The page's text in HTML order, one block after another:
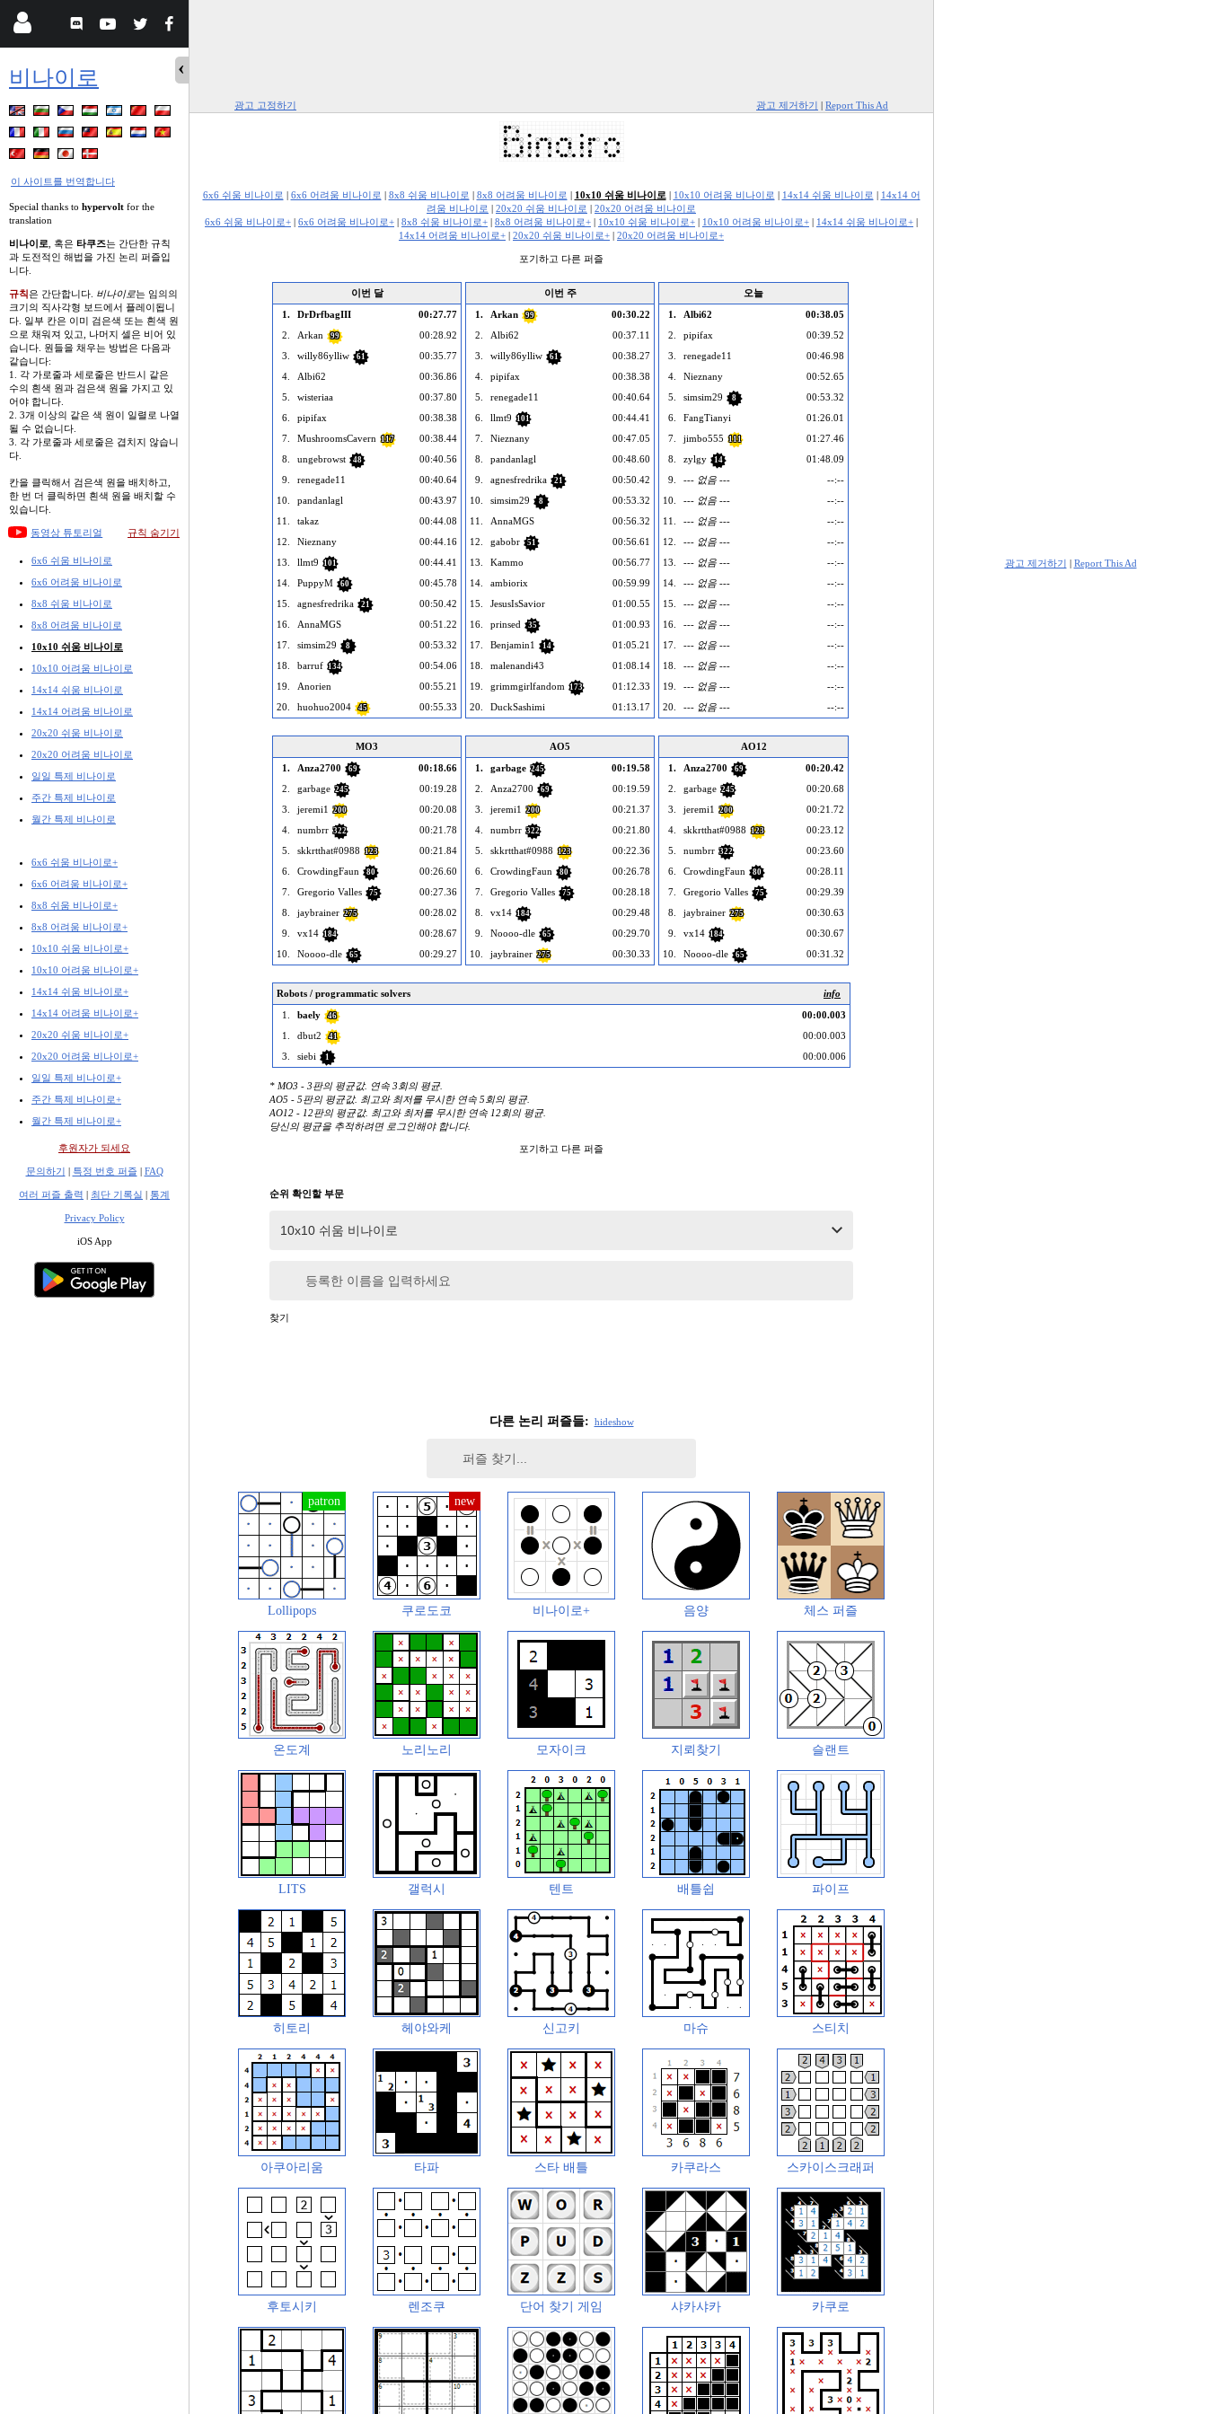
비나이로
이 사이트를 번역합니다
Special thanks to hypervolt for the
translation
비나이로 , 혹은 타쿠즈는 간단한 규칙
과 도전적인 해법을 가진 논리 퍼즐입
니다.
규칙은 간단합니다. 비나이로는 임의의
크기의 직사각형 보드에서 플레이됩니
다. 일부 칸은 이미 검은색 또는 흰색 원
으로 채워져 있고, 나머지 셀은 비어 있
습니다. 원들을 채우는 방법은 다음과
같습니다:
1. 각 가로줄과 세로줄은 반드시 같은
수의 흰색 원과 검은색 원을 가지고 있
어야 합니다.
2. 3개 이상의 같은 색 원이 일렬로 나열
될 수 없습니다.
3. 각 가로줄과 세로줄은 겹치지 않습니
다.
칸을 클릭해서 검은색 원을 배치하고,
한 번 더 클릭하면 흰색 원을 배치할 수
있습니다.
동영상 튜토리얼 규칙 숨기기
6x6 쉬움 비나이로
6x6 어려움 비나이로
8x8 쉬움 비나이로
8x8 어려움 비나이로
10x10 쉬움 비나이로
10x10 어려움 비나이로
14x14 쉬움 비나이로
14x14 어려움 비나이로
20x20 쉬움 비나이로
20x20 어려움 비나이로
일일 특제 비나이로
주간 특제 비나이로
월간 특제 비나이로
6x6 쉬움 비나이로+
6x6 어려움 비나이로+
8x8 쉬움 비나이로+
8x8 어려움 비나이로+
10x10 쉬움 비나이로+
10x10 어려움 비나이로+
14x14 쉬움 비나이로+
14x14 어려움 비나이로+
20x20 쉬움 비나이로+
20x20 어려움 비나이로+
일일 특제 비나이로+
주간 특제 비나이로+
월간 특제 비나이로+
후원자가 되세요
문의하기 | 특정 번호 퍼즐| FAQ
여러 퍼즐 출력 | 최단 기록실 | 통계
Privacy Policy
iOS App
광고 고정하기 광고 제거하기 | Report This Ad
6x6 쉬움 비나이로 | 6x6 어려움 비나이로 | 8x8 쉬움 비나이로 | 8x8 어려움 비나이로 | 10x10 쉬움 비나이로 | 10x10 어려움 비나이로 | 14x14 쉬움 비나이로 | 14x14 어
려움 비나이로 | 20x20 쉬움 비나이로 | 20x20 어려움 비나이로
6x6 쉬움 비나이로+ | 6x6 어려움 비나이로+ | 8x8 쉬움 비나이로+ | 8x8 어려움 비나이로+ | 10x10 쉬움 비나이로+ | 10x10 어려움 비나이로+ | 14x14 쉬움 비나이로+ |
14x14 어려움 비나이로+ | 20x20 쉬움 비나이로+ | 20x20 어려움 비나이로+
포기하고 다른 퍼즐
이번 달
1.
DrDrfbagIII
00:27.77
2.
Arkan 99
00:28.92
3.
willy86ylliw 61
00:35.77
4.
Albi62
00:36.86
5.
wisteriaa
00:37.80
6.
pipifax
00:38.38
7.
MushroomsCavern 117
00:38.44
8.
ungebrowst 48
00:40.56
9.
renegade11
00:40.64
10.
pandanlagl
00:43.97
11.
takaz
00:44.08
12.
Nieznany
00:44.16
13.
llmt9 101
00:44.41
14.
PuppyM 60
00:45.78
15.
agnesfredrika 21
00:50.42
16.
AnnaMGS
00:51.22
17.
simsim29 8
00:53.32
18.
barruf 134
00:54.06
19.
Anorien
00:55.21
20.
huohuo2004 45 00:55.33
이번 주
1.
Arkan 99
00:30.22
2.
Albi62
00:37.11
3.
willy86ylliw 61
00:38.27
4.
pipifax
00:38.38
5.
renegade11
00:40.64
6.
llmt9 101
00:44.41
7.
Nieznany
00:47.05
8.
pandanlagl
00:48.60
9.
agnesfredrika 21
00:50.42
10.
simsim29 8
00:53.32
11.
AnnaMGS
00:56.32
12.
gabobr 51
00:56.61
13.
Kammo
00:56.77
14.
ambiorix
00:59.99
15.
JesusIsSavior
01:00.55
16.
prinsed 35
01:00.93
17.
Benjamin1 14
01:05.21
18.
malenandi43
01:08.14
19.
grimmgirlfandom 173
01:12.33
20.
DuckSashimi 01:13.17
오늘
1.
Albi62
00:38.05
2.
pipifax
00:39.52
3.
renegade11
00:46.98
4.
Nieznany
00:52.65
5.
simsim29 8
00:53.32
6.
FangTianyi
01:26.01
7.
jimbo555 111
01:27.46
8.
zylgy 14
01:48.09
9.
--- 없음 ---
--:--
10.
--- 없음 ---
--:--
11.
--- 없음 ---
--:--
12.
--- 없음 ---
--:--
13.
--- 없음 ---
--:--
14.
--- 없음 ---
--:--
15.
--- 없음 ---
--:--
16.
--- 없음 ---
--:--
17.
--- 없음 ---
--:--
18.
--- 없음 ---
--:--
19.
--- 없음 ---
--:--
20.
--- 없음 --- --:--
MO3
1.
Anza2700 69
00:18.66
2.
garbage 245
00:19.28
3.
jeremi1 200
00:20.08
4.
numbrr 322
00:21.78
5.
skkrtthat#0988 123
00:21.84
6.
CrowdingFaun 80
00:26.60
7.
Gregorio Valles 75
00:27.36
8.
jaybrainer 275
00:28.02
9.
vx14 184
00:28.67
10.
Noooo-dle 65 00:29.27
AO5
1.
garbage 245
00:19.58
2.
Anza2700 69
00:19.59
3.
jeremi1 200
00:21.37
4.
numbrr 322
00:21.80
5.
skkrtthat#0988 123
00:22.36
6.
CrowdingFaun 80
00:26.78
7.
Gregorio Valles 75
00:28.18
8.
vx14 184
00:29.48
9.
Noooo-dle 65
00:29.70
10.
jaybrainer 275 00:30.33
AO12
1.
Anza2700 69
00:20.42
2.
garbage 245
00:20.68
3.
jeremi1 200
00:21.72
4.
skkrtthat#0988 123
00:23.12
5.
numbrr 322
00:23.60
6.
CrowdingFaun 80
00:28.11
7.
Gregorio Valles 75
00:29.39
8.
jaybrainer 275
00:30.63
9.
vx14 184
00:30.67
10.
Noooo-dle 65 00:31.32
Robots / programmatic solvers
info
1.
baely 46
00:00.003
1.
dbut2 41
00:00.003
3.
siebi 1 00:00.006
* MO3 - 3판의 평균값. 연속 3회의 평균.
AO5 - 5판의 평균값. 최고와 최저를 무시한 연속 5회의 평균.
AO12 - 12판의 평균값. 최고와 최저를 무시한 연속 12회의 평균.
당신의 평균을 추적하려면 로그인해야 합니다.
포기하고 다른 퍼즐
순위 확인할 부문
등록한 이름을 입력하세요
찾기
다른 논리 퍼즐들: hideshow
Lollipops 쿠로도코 비나이로+ 음양 체스 퍼즐
온도계 노리노리 모자이크 지뢰찾기 슬랜트
LITS 갤럭시 텐트 배틀쉽 파이프
히토리 헤야와케 신고키 마슈 스티치
아쿠아리움 타파 스타 배틀 카쿠라스 스카이스크래퍼
후토시키 렌조쿠 단어 찾기 게임 샤카샤카 카쿠로
광고 제거하기 | Report This Ad